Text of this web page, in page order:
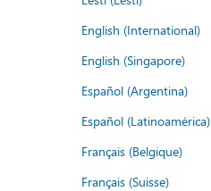
English (International)
English (Singapore)
Español (Argentina)
Español (Latinoamérica)
Français (Belgique)
Français (Suisse)